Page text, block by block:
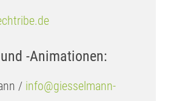
-Animationen:
/ info@giesselmann-